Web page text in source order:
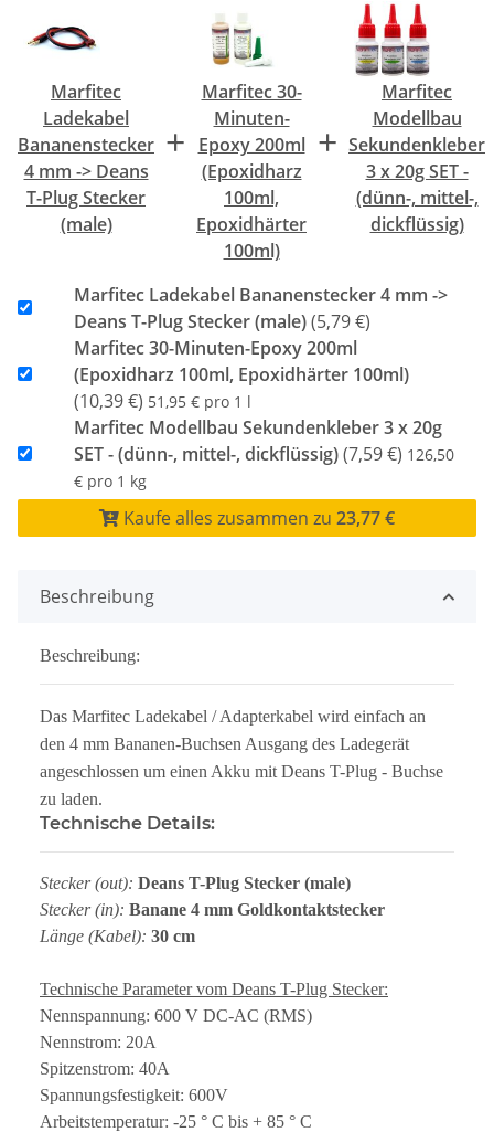
Marfitec
Ladekabel
Bananenstecker
4 mm -> Deans
T-Plug Stecker
(male)
+
Marfitec 30-
Minuten-
Epoxy 200ml
(Epoxidharz
100ml,
Epoxidhärter
100ml)
+
Marfitec
Modellbau
Sekundenkleber
3 x 20g SET -
(dünn-, mittel-,
dickflüssig)
Marfitec Ladekabel Bananenstecker 4 mm ->
Deans T-Plug Stecker (male)(5,79 €)
Marfitec 30-Minuten-Epoxy 200ml
(Epoxidharz 100ml, Epoxidhärter 100ml)
(10,39 €) 51,95 € pro 1 l
Marfitec Modellbau Sekundenkleber 3 x 20g
SET - (dünn-, mittel-, dickflüssig)(7,59 €) 126,50
€ pro 1 kg
Kaufe alles zusammen zu 23,77 €
Beschreibung
Beschreibung:
Das Marfitec Ladekabel / Adapterkabel wird einfach an
den 4 mm Bananen-Buchsen Ausgang des Ladegerät
angeschlossen um einen Akku mit Deans T-Plug - Buchse
zu laden.
Technische Details:
Stecker (out): Deans T-Plug Stecker (male)
Stecker (in): Banane 4 mm Goldkontaktstecker
Länge (Kabel): 30 cm
Technische Parameter vom Deans T-Plug Stecker:
Nennspannung: 600 V DC-AC (RMS)
Nennstrom: 20A
Spitzenstrom: 40A
Spannungsfestigkeit: 600V
Arbeitstemperatur: -25 ° C bis + 85 ° C